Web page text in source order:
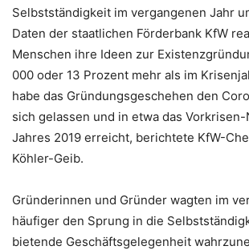
Selbstständigkeit im vergangenen Jahr
Daten der staatlichen Förderbank KfW
Menschen ihre Ideen zur
000 oder 13 Prozent mehr als im
habe das Gründungsgeschehen den
sich gelassen und in etwa das Vorkrisen-
Jahres 2019 erreicht, berichtete KfW-
Köhler-Geib.
Gründerinnen und Gründer wagten im
häufiger den Sprung in die
bietende Geschäftsgelegenheit